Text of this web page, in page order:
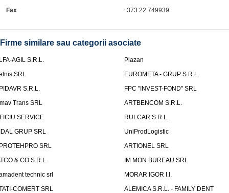
Fax +373 22 749939
Firme similare sau categorii asociate
AGIL S.R.L.
Plazan
SRL
EUROMETA - GRUP S.R.L.
S.R.L.
FPC "INVEST-FOND" SRL
Trans SRL
ARTBENCOM S.R.L.
SERVICE
RULCAR S.R.L.
GRUP SRL
UniProdLogistic
SRL
ARTIONEL SRL
& CO S.R.L.
IM MON BUREAU SRL
technic srl
MORAR IGOR I.I.
COMERT SRL
ALEMICA S.R.L. - FAMILY DENT